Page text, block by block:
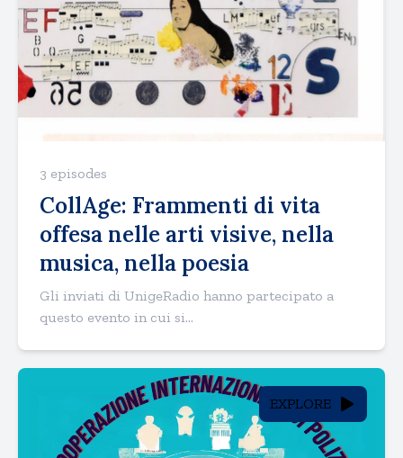
3 episodes
CollAge: Frammenti di vita
offesa nelle arti visive, nella
musica, nella poesia
Gli inviati di UnigeRadio hanno partecipato a
questo evento in cui si...
EXPLORE